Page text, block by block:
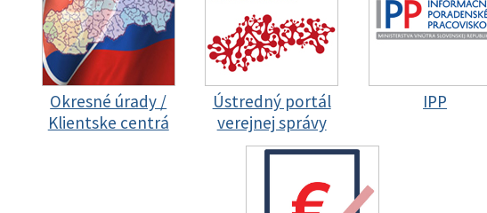
Okresné úrady /
Klientske centrá
Ústredný portál
verejnej správy
IPP